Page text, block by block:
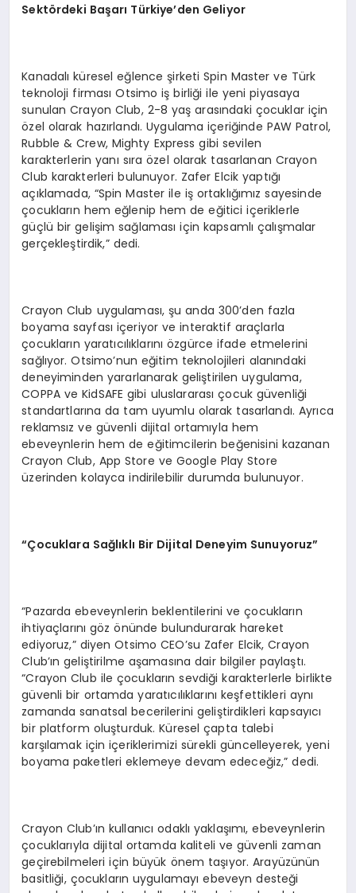
Sektördeki Başarı Türkiye’den Geliyor
Kanadalı küresel eğlence şirketi Spin Master ve Türk
teknoloji firması Otsimo iş birliği ile yeni piyasaya
sunulan Crayon Club, 2-8 yaş arasındaki çocuklar için
özel olarak hazırlandı. Uygulama içeriğinde PAW Patrol,
Rubble & Crew, Mighty Express gibi sevilen
karakterlerin yanı sıra özel olarak tasarlanan Crayon
Club karakterleri bulunuyor. Zafer Elcik yaptığı
açıklamada, “Spin Master ile iş ortaklığımız sayesinde
çocukların hem eğlenip hem de eğitici içeriklerle
güçlü bir gelişim sağlaması için kapsamlı çalışmalar
gerçekleştirdik,” dedi.
Crayon Club uygulaması, şu anda 300’den fazla
boyama sayfası içeriyor ve interaktif araçlarla
çocukların yaratıcılıklarını özgürce ifade etmelerini
sağlıyor. Otsimo’nun eğitim teknolojileri alanındaki
deneyiminden yararlanarak geliştirilen uygulama,
COPPA ve KidSAFE gibi uluslararası çocuk güvenliği
standartlarına da tam uyumlu olarak tasarlandı. Ayrıca
reklamsız ve güvenli dijital ortamıyla hem
ebeveynlerin hem de eğitimcilerin beğenisini kazanan
Crayon Club, App Store ve Google Play Store
üzerinden kolayca indirilebilir durumda bulunuyor.
“Çocuklara Sağlıklı Bir Dijital Deneyim Sunuyoruz”
“Pazarda ebeveynlerin beklentilerini ve çocukların
ihtiyaçlarını göz önünde bulundurarak hareket
ediyoruz,” diyen Otsimo CEO’su Zafer Elcik, Crayon
Club’ın geliştirilme aşamasına dair bilgiler paylaştı.
“Crayon Club ile çocukların sevdiği karakterlerle birlikte
güvenli bir ortamda yaratıcılıklarını keşfettikleri aynı
zamanda sanatsal becerilerini geliştirdikleri kapsayıcı
bir platform oluşturduk. Küresel çapta talebi
karşılamak için içeriklerimizi sürekli güncelleyerek, yeni
boyama paketleri eklemeye devam edeceğiz,” dedi.
Crayon Club’ın kullanıcı odaklı yaklaşımı, ebeveynlerin
çocuklarıyla dijital ortamda kaliteli ve güvenli zaman
geçirebilmeleri için büyük önem taşıyor. Arayüzünün
basitliği, çocukların uygulamayı ebeveyn desteği